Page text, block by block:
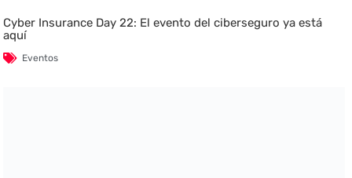
Cyber Insurance Day 22: El evento del ciberseguro ya está
aquí
Eventos